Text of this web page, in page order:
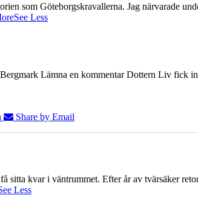
som Göteborgskravallerna. Jag närvarade
See Less
Lämna en kommentar Dottern Liv fick
Share by Email
kvar i väntrummet. Efter år av tvärsäker
Less